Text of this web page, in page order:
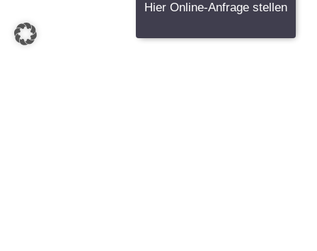
Hier Online-Anfrage stellen